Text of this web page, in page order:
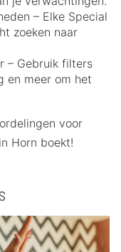
– Elke Special
zoeken naar
– Gebruik filters
en meer om het
voor
Horn boekt!